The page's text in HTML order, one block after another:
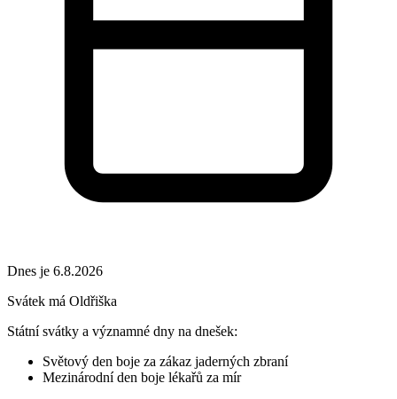
Dnes je 6.8.2026
Svátek má Oldřiška
Státní svátky a významné dny na dnešek:
Světový den boje za zákaz jaderných zbraní
Mezinárodní den boje lékařů za mír